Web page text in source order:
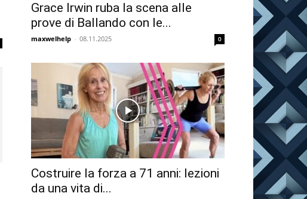
Grace Irwin ruba la scena alle
prove di Ballando con le...
maxwelhelp - 08.11.2025 0
Costruire la forza a 71 anni: lezioni
da una vita di...